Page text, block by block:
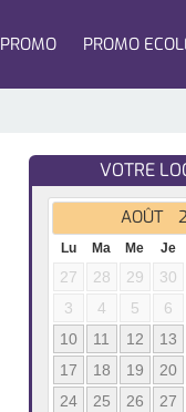
PROMO PROMO
VOTRE
AOÛT
Lu Ma Me Je
27 28 29 30
3
4 5 6
10
11 12 13
17
18 19 20
24
25 26 27